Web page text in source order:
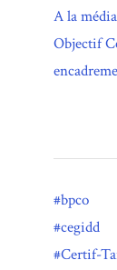
A la
Objectif
bpco
cegidd
Certif-